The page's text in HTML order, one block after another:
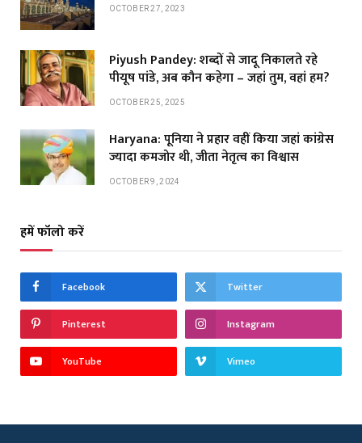
OCTOBER 27, 2023
Piyush Pandey: शब्दों से जादू निकालते रहे
पीयूष पांडे, अब कौन कहेगा – जहां तुम, वहां हम?
OCTOBER 25, 2025
Haryana: पूनिया ने प्रहार वहीं किया जहां कांग्रेस
ज्यादा कमजोर थी, जीता नेतृत्व का विश्वास
OCTOBER 9, 2024
हमें फॉलो करें
Facebook Twitter
Pinterest Instagram
YouTube Vimeo